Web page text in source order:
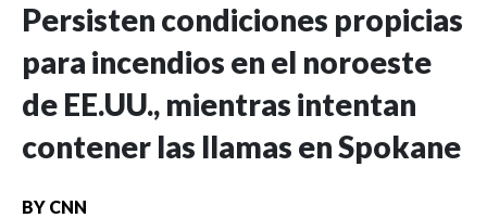
Persisten condiciones propicias
para incendios en el noroeste
de EE.UU., mientras intentan
contener las llamas en Spokane
BY CNN